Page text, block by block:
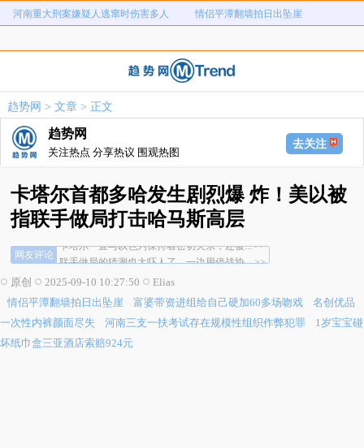
富婆带资进组给自己硬加60多场吻戏 名创优品一次性内裤颜面尽失
元
女子开一天一夜空调后二氧化碳中毒 国企拖欠3700万致市政工程停工
河南重大刑案嫌疑人逃窜时伤害多人 情侣平潭翻墙拍日出坠崖
富婆带资进组给自己硬加60多场吻戏 名创优品一次性内裤颜面尽失
弊犯罪 元
女子开一天一夜空调后二氧化碳中毒 国企拖欠3700万致市政工程停工
26岁女儿谈47岁妈妈突然产女 儿子举报身价上亿父亲说家已破碎
趋势网 > 文章> 正文
趋势网
关注热点 分享热议 围观热图
去关注
卡塔尔首都多哈发生剧烈爆 炸！美以被
指联手做局打击哈马斯高层
网友评论
联手做局的猜测也太吓人了，一边用停战协... >>
以色列只要美国，不需要其他外交空间... >>
联手做局的猜测也太吓人了，一边用停战协... >>
卡塔尔一直与以色列保持着密切关系，还被... >>
原创 2025-09-10 10:27:50
Elias
情侣平潭翻墙拍日出坠崖
富婆带资进组给自己硬加60多场吻戏
名创优品
一次性内裤颜面尽失
河南三支一扶考试存在规模性组织作弊犯罪
1岁宝宝碰
坏纸巾盒三亚酒店索赔924元